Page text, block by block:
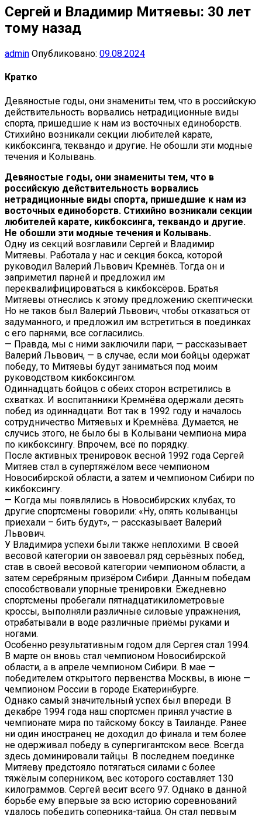
Сергей и Владимир Митяевы: 30 лет
тому назад
admin Опубликовано: 09.08.2024
Кратко
Девяностые годы, они знамениты тем, что в российскую
действительность ворвались нетрадиционные виды
спорта, пришедшие к нам из восточных единоборств.
Стихийно возникали секции любителей карате,
кикбоксинга, теквандо и другие. Не обошли эти модные
течения и Колывань.
Девяностые годы, они знамениты тем, что в
российскую действительность ворвались
нетрадиционные виды спорта, пришедшие к нам из
восточных единоборств. Стихийно возникали секции
любителей карате, кикбоксинга, теквандо и другие.
Не обошли эти модные течения и Колывань.
Одну из секций возглавили Сергей и Владимир
Митяевы. Работала у нас и секция бокса, которой
руководил Валерий Львович Кремнёв. Тогда он и
заприметил парней и предложил им
переквалифицироваться в кикбоксёров. Братья
Митяевы отнеслись к этому предложению скептически.
Но не таков был Валерий Львович, чтобы отказаться от
задуманного, и предложил им встретиться в поединках
с его парнями, все согласились.
— Правда, мы с ними заключили пари, — рассказывает
Валерий Львович, — в случае, если мои бойцы одержат
победу, то Митяевы будут заниматься под моим
руководством кикбоксингом.
Одиннадцать бойцов с обеих сторон встретились в
схватках. И воспитанники Кремнёва одержали десять
побед из одиннадцати. Вот так в 1992 году и началось
сотрудничество Митяевых и Кремнёва. Думается, не
случись этого, не было бы в Колывани чемпиона мира
по кикбоксингу. Впрочем, всё по порядку.
После активных тренировок весной 1992 года Сергей
Митяев стал в супертяжёлом весе чемпионом
Новосибирской области, а затем и чемпионом Сибири по
кикбоксингу.
— Когда мы появлялись в Новосибирских клубах, то
другие спортсмены говорили: «Ну, опять колыванцы
приехали – бить будут», — рассказывает Валерий
Львович.
У Владимира успехи были также неплохими. В своей
весовой категории он завоевал ряд серьёзных побед,
став в своей весовой категории чемпионом области, а
затем серебряным призёром Сибири. Данным победам
способствовали упорные тренировки. Ежедневно
спортсмены пробегали пятнадцатикилометровые
кроссы, выполняли различные силовые упражнения,
отрабатывали в воде различные приёмы руками и
ногами.
Особенно результативным годом для Сергея стал 1994.
В марте он вновь стал чемпионом Новосибирской
области, а в апреле чемпионом Сибири. В мае —
победителем открытого первенства Москвы, в июне —
чемпионом России в городе Екатеринбурге.
Однако самый значительный успех был впереди. В
декабре 1994 года наш спортсмен принял участие в
чемпионате мира по тайскому боксу в Таиланде. Ранее
ни один иностранец не доходил до финала и тем более
не одерживал победу в супергигантском весе. Всегда
здесь доминировали тайцы. В последнем поединке
Митяеву предстояло потягаться силами с более
тяжёлым соперником, вес которого составляет 130
килограммов. Сергей весит всего 97. Однако в данной
борьбе ему впервые за всю историю соревнований
удалось победить соперника-тайца. Он стал первым